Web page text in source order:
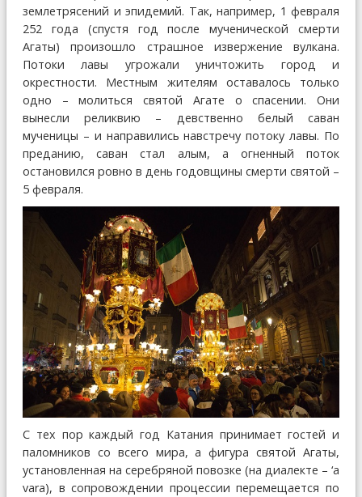
землетрясений и эпидемий. Так, например, 1 февраля
252 года (спустя год после мученической смерти
Агаты) произошло страшное извержение вулкана.
Потоки лавы угрожали уничтожить город и
окрестности. Местным жителям оставалось только
одно – молиться святой Агате о спасении. Они
вынесли реликвию – девственно белый саван
мученицы – и направились навстречу потоку лавы. По
преданию, саван стал алым, а огненный поток
остановился ровно в день годовщины смерти святой –
5 февраля.
С тех пор каждый год Катания принимает гостей и
паломников со всего мира, а фигура святой Агаты,
установленная на серебряной повозке (на диалекте – ‘a
vara), в сопровождении процессии перемещается по